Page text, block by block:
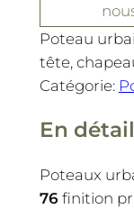
Poteau
tête,
Catégorie:
En détail
Poteaux
76 finition